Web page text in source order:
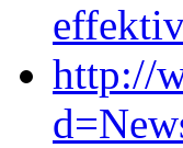
http://